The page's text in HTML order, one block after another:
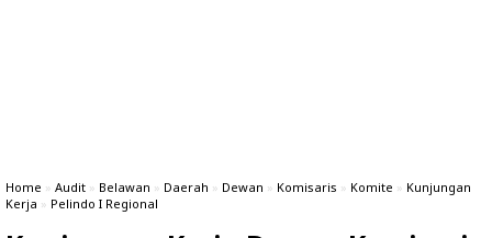
Home » Audit » Belawan » Daerah » Dewan » Komisaris » Komite » Kunjungan
Kerja » Pelindo I Regional